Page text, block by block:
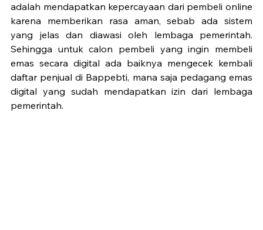
adalah mendapatkan kepercayaan dari pembeli online
karena memberikan rasa aman, sebab ada sistem
yang jelas dan diawasi oleh lembaga pemerintah.
Sehingga untuk calon pembeli yang ingin membeli
emas secara digital ada baiknya mengecek kembali
daftar penjual di Bappebti, mana saja pedagang emas
digital yang sudah mendapatkan izin dari lembaga
pemerintah.